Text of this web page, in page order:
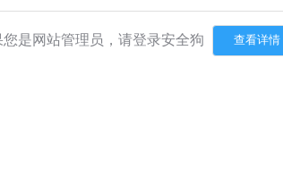
您是网站管理员，请登录安全狗